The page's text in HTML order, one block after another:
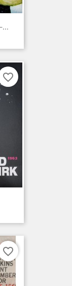
favorite_border
favorite_border